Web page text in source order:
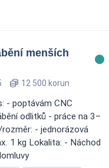
menších
12 500 korun
- poptávám CNC
odlitků - práce na 3–
- jednorázová
1 kg Lokalita: - Náchod